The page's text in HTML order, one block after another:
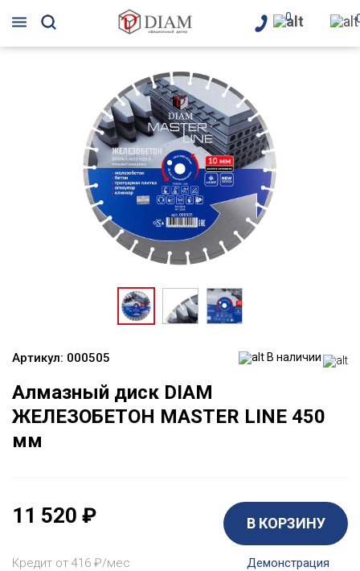
0
Артикул: 000505 В наличии
Алмазный диск DIAM
ЖЕЛЕЗОБЕТОН MASTER LINE 450
мм
11 520 ₽ В КОРЗИНУ
Кредит от 416 ₽/мес Демонстрация